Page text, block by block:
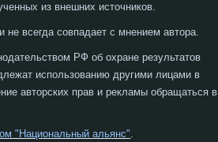
из внешних источников.
всегда совпадает с мнением автора.
РФ об охране результатов
использованию другими лицами в
авторских прав и рекламы обращаться в
"Национальный альянс".